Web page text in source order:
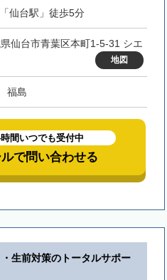
仙台駅」徒歩5分
仙台市青葉区本町1-5-31 シエ
地図
福島
間いつでも受付中
で問い合わせる
生前対策のトータルサポー